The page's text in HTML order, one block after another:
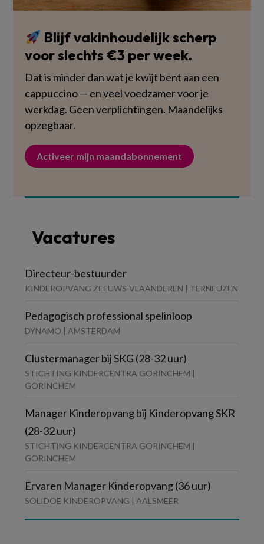
Blijf vakinhoudelijk scherp
voor slechts €3 per week.
Dat is minder dan wat je kwijt bent aan een
cappuccino — en veel voedzamer voor je
werkdag. Geen verplichtingen. Maandelijks
opzegbaar.
Activeer mijn maandabonnement
Vacatures
Directeur-bestuurder
KINDEROPVANG ZEEUWS-VLAANDEREN | TERNEUZEN
Pedagogisch professional spelinloop
DYNAMO | AMSTERDAM
Clustermanager bij SKG (28-32 uur)
STICHTING KINDERCENTRA GORINCHEM |
GORINCHEM
Manager Kinderopvang bij Kinderopvang SKR
(28-32 uur)
STICHTING KINDERCENTRA GORINCHEM |
GORINCHEM
Ervaren Manager Kinderopvang (36 uur)
SOLIDOE KINDEROPVANG | AALSMEER